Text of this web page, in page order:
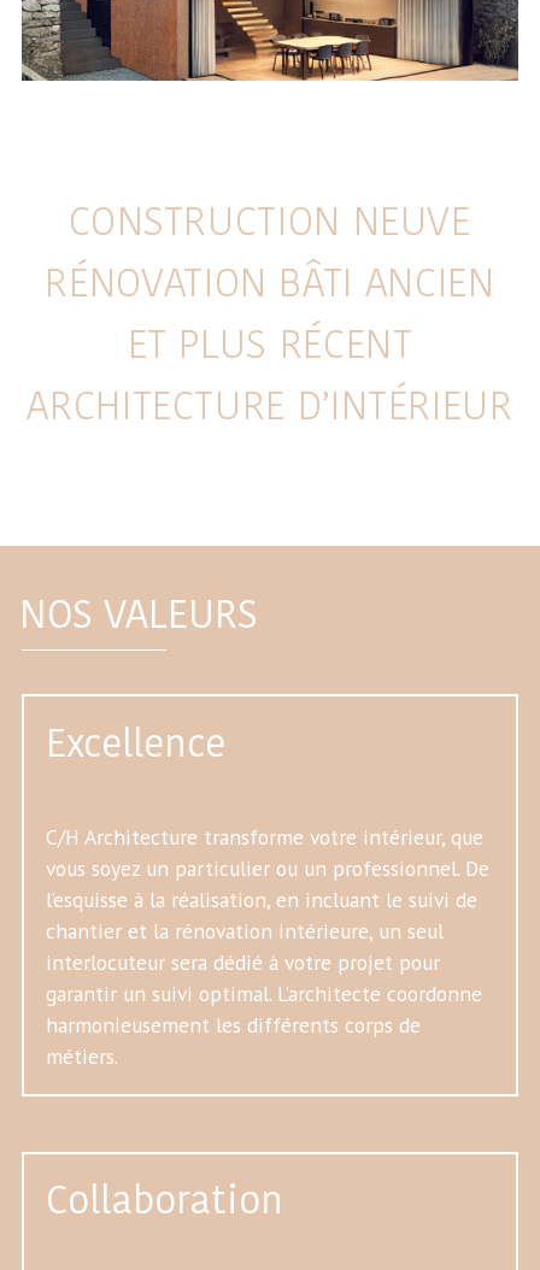
CONSTRUCTION NEUVE
RÉNOVATION BÂTI ANCIEN
ET PLUS RÉCENT
ARCHITECTURE D’INTÉRIEUR
NOS VALEURS
Excellence
C/H Architecture transforme votre intérieur, que
vous soyez un particulier ou un professionnel. De
l’esquisse à la réalisation, en incluant le suivi de
chantier et la rénovation intérieure, un seul
interlocuteur sera dédié à votre projet pour
garantir un suivi optimal. L’architecte coordonne
harmonieusement les différents corps de
métiers.
Collaboration